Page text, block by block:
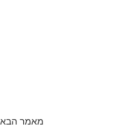
מאמר הבא